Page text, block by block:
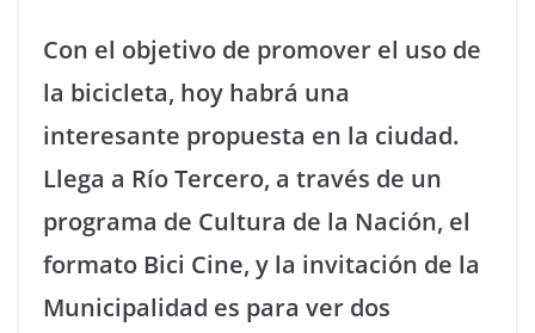
Con el objetivo de promover el uso de
la bicicleta, hoy habrá una
interesante propuesta en la ciudad.
Llega a Río Tercero, a través de un
programa de Cultura de la Nación, el
formato Bici Cine, y la invitación de la
Municipalidad es para ver dos